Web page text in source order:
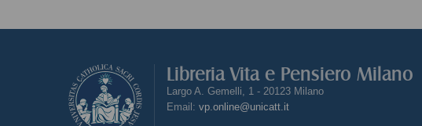
Libreria Vita e Pensiero Milano
Largo A. Gemelli, 1 - 20123 Milano
Email: vp.online@unicatt.it